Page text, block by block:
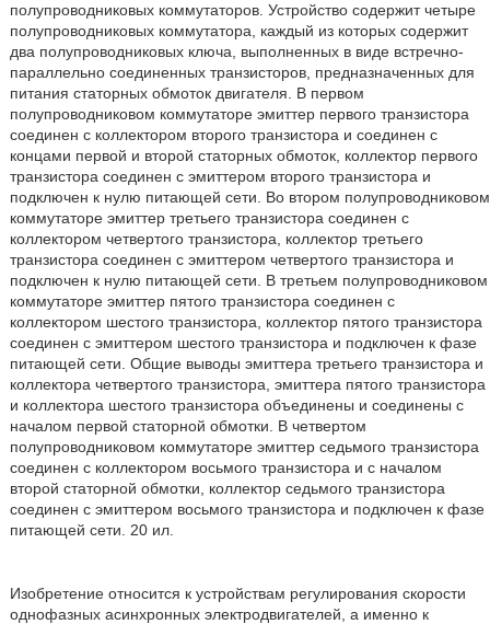
полупроводниковых коммутаторов. Устройство содержит четыре
полупроводниковых коммутатора, каждый из которых содержит
два полупроводниковых ключа, выполненных в виде встречно-
параллельно соединенных транзисторов, предназначенных для
питания статорных обмоток двигателя. В первом
полупроводниковом коммутаторе эмиттер первого транзистора
соединен с коллектором второго транзистора и соединен с
концами первой и второй статорных обмоток, коллектор первого
транзистора соединен с эмиттером второго транзистора и
подключен к нулю питающей сети. Во втором полупроводниковом
коммутаторе эмиттер третьего транзистора соединен с
коллектором четвертого транзистора, коллектор третьего
транзистора соединен с эмиттером четвертого транзистора и
подключен к нулю питающей сети. В третьем полупроводниковом
коммутаторе эмиттер пятого транзистора соединен с
коллектором шестого транзистора, коллектор пятого транзистора
соединен с эмиттером шестого транзистора и подключен к фазе
питающей сети. Общие выводы эмиттера третьего транзистора и
коллектора четвертого транзистора, эмиттера пятого транзистора
и коллектора шестого транзистора объединены и соединены с
началом первой статорной обмотки. В четвертом
полупроводниковом коммутаторе эмиттер седьмого транзистора
соединен с коллектором восьмого транзистора и с началом
второй статорной обмотки, коллектор седьмого транзистора
соединен с эмиттером восьмого транзистора и подключен к фазе
питающей сети. 20 ил.
Изобретение относится к устройствам регулирования скорости
однофазных асинхронных электродвигателей, а именно к